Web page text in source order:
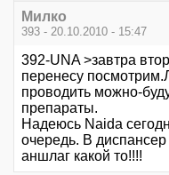
Милко
393 - 20.10.2010 - 15:47
392-UNA >завтра
перенесу
проводить можно-
препараты.
Надеюсь Naida
очередь. В
аншлаг какой то!!!!